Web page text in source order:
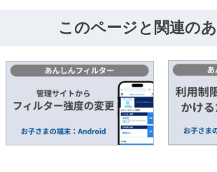
このページと関連の